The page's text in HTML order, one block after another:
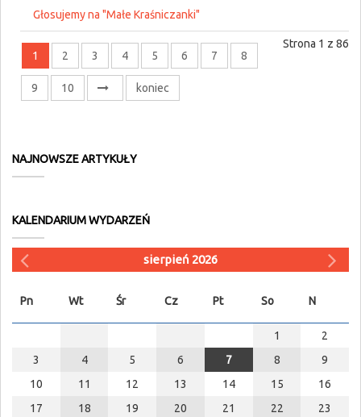
Głosujemy na "Małe Kraśniczanki"
Strona 1 z 86
1
2 3 4 5 6 7 8
9 10 koniec
NAJNOWSZE ARTYKUŁY
KALENDARIUM WYDARZEŃ
sierpień 2026
Pn Wt Śr Cz Pt So N
1
2
3
4 5 6 7 8
9
10
11 12 13 14 15
16
17
18 19 20 21 22
23